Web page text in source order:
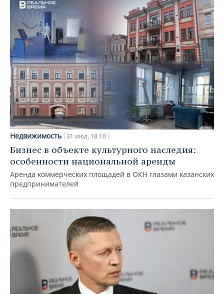
Недвижимость 31 июл, 18:10
Бизнес в объекте культурного наследия:
особенности национальной аренды
Аренда коммерческих площадей в ОКН глазами казанских
предпринимателей